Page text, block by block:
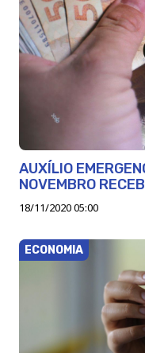
AUXÍLIO
NOVEMBRO
18/11/2020 05:00
ECONOMIA